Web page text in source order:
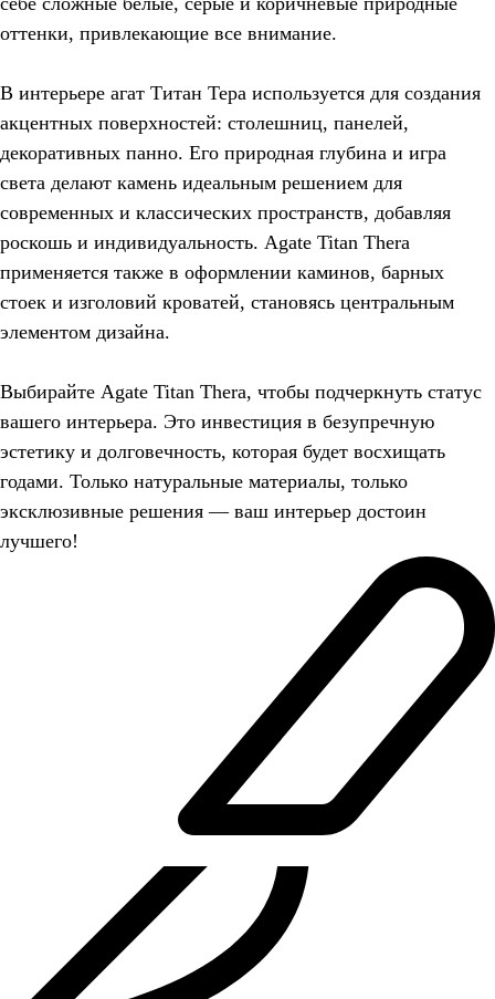
оттенки, привлекающие все внимание.
В интерьере агат Титан Тера используется для создания
акцентных поверхностей: столешниц, панелей,
декоративных панно. Его природная глубина и игра
света делают камень идеальным решением для
современных и классических пространств, добавляя
роскошь и индивидуальность. Agate Titan Thera
применяется также в оформлении каминов, барных
стоек и изголовий кроватей, становясь центральным
элементом дизайна.
Выбирайте Agate Titan Thera, чтобы подчеркнуть статус
вашего интерьера. Это инвестиция в безупречную
эстетику и долговечность, которая будет восхищать
годами. Только натуральные материалы, только
эксклюзивные решения — ваш интерьер достоин
лучшего!